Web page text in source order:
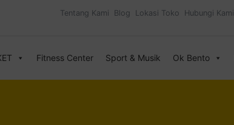
Tentang Kami Blog Lokasi Toko
Hubungi Kami
Fitness Center Sport & Musik Ok Bento